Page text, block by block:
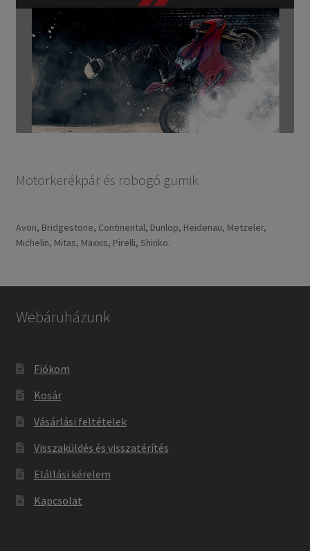
Motorkerékpár és robogó gumik
Avon, Bridgestone, Continental, Dunlop, Heidenau, Metzeler,
Michelin, Mitas, Maxxis, Pirelli, Shinko.
Webáruházunk
Fiókom
Kosár
Vásárlási feltételek
Visszaküldés és visszatérítés
Elállási kérelem
Kapcsolat